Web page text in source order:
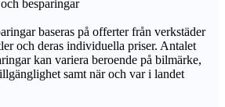
besparingar
baseras på offerter från verkstäder
och deras individuella priser. Antalet
kan variera beroende på bilmärke,
samt när och var i landet